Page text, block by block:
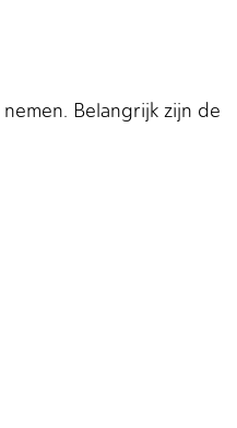
Belangrijk zijn de